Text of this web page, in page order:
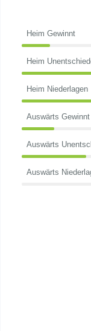
Heim Gewinnt
Heim
Heim Niederlagen
Auswärts Gewinnt
Auswärts
Auswärts